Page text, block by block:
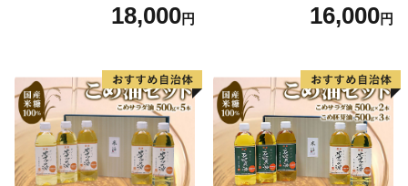
◆ワンストップ特例申請に関するお知らせ
□申請期限
ワンストップ特例申請の期限は、寄附をされた翌年の1
月10日必着となりますのでご注意ください。
18,000円 16,000円